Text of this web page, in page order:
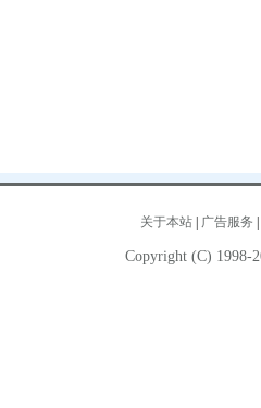
关于本站 广告服务
Copyright (C) 1998-